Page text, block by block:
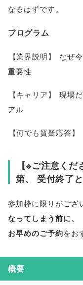
なるはずです。
プログラム
【業界説明】 なぜ今
重要性
【キャリア】
現場
アル
【何でも質疑応答】
【※ご注意くだ
第、 受付終了
参加枠に限りがござ
なってしまう前に、
お早めのご予約をお
概要